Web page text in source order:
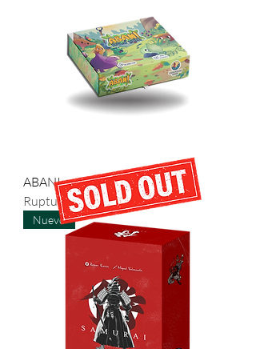
ABAN!
Rupture de stock
Nuevo